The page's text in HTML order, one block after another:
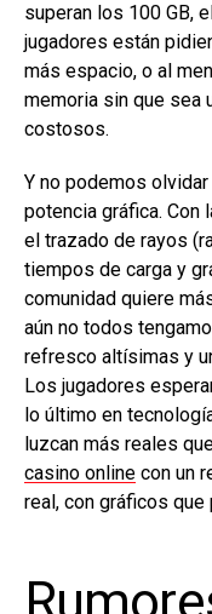
superan los 100 GB,
jugadores están
más espacio, o al
memoria sin que sea
costosos.
Y no podemos
potencia gráfica. Con
el trazado de rayos
tiempos de carga y
comunidad quiere
aún no todos
refresco altísimas y
Los jugadores
lo último en
luzcan más reales
casino online con un
real, con gráficos que